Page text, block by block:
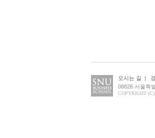
오시는 길 |
08826 서울특
COPYRIGHT